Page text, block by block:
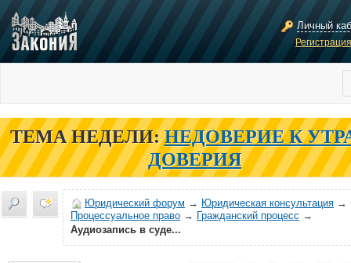
Личный
ТЕМА НЕДЕЛИ: НЕДОВЕРИЕ К
ДОВЕРИЯ
Юридический форум → Юридическая консультация →
Процессуальное право → Гражданский процесс →
Аудиозапись в суде...